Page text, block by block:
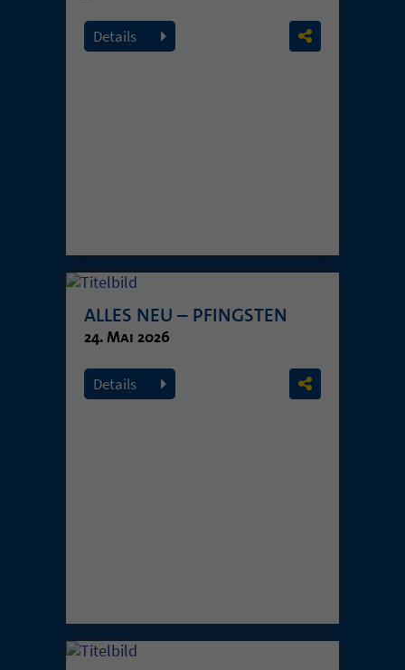
Details
ALLES NEU – PFINGSTEN
24. Mai 2026
Details